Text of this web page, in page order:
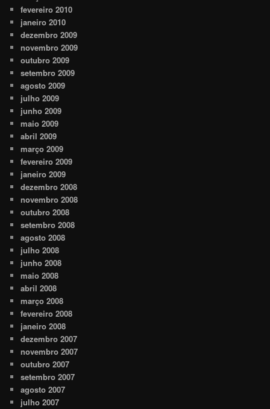
fevereiro 2010
janeiro 2010
dezembro 2009
novembro 2009
outubro 2009
setembro 2009
agosto 2009
julho 2009
junho 2009
maio 2009
abril 2009
março 2009
fevereiro 2009
janeiro 2009
dezembro 2008
novembro 2008
outubro 2008
setembro 2008
agosto 2008
julho 2008
junho 2008
maio 2008
abril 2008
março 2008
fevereiro 2008
janeiro 2008
dezembro 2007
novembro 2007
outubro 2007
setembro 2007
agosto 2007
julho 2007